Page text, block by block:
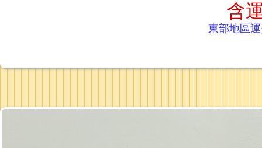
含
東部地區